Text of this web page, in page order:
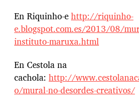
En Riquinho-ehttp://riquinho-
e.blogspot.com.es/2013/08/
instituto-maruxa.html
En Cestola na
cachola: http://
o/mural-no-desordes-creativos/